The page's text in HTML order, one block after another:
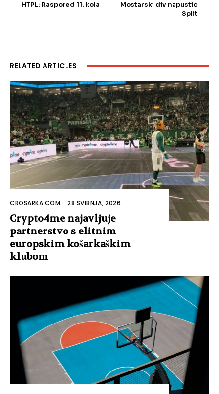
HTPL: Raspored 11. kola
Mostarski div napustio
Split
RELATED ARTICLES
CROSARKA.COM -28 SVIBNJA, 2026
Crypto4me najavljuje
partnerstvo s elitnim
europskim košarkaškim
klubom